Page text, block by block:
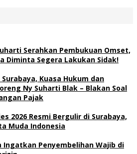
Serahkan Pembukuan Omset,
Diminta Segera Lakukan Sidak!
Kuasa Hukum dan
Ny Suharti Blak – Blakan Soal
Pajak
2026 Resmi Bergulir di Surabaya,
Muda Indonesia
Ingatkan Penyembelihan Wajib di